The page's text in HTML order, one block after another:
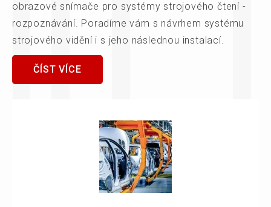
obrazové snímače pro systémy strojového čtení -
rozpoznávání. Poradíme vám s návrhem systému
strojového vidění i s jeho následnou instalací.
ČÍST VÍCE